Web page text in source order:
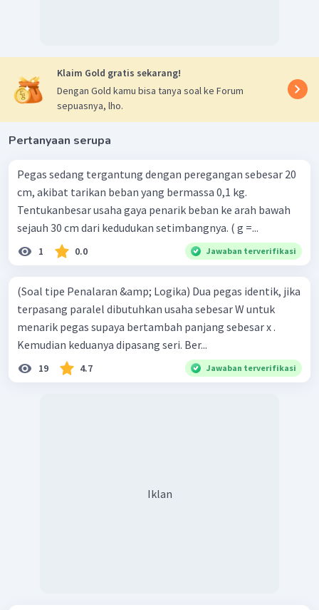
Klaim Gold gratis sekarang!
Dengan Gold kamu bisa tanya soal ke Forum
sepuasnya, lho.
Pertanyaan serupa
Pegas sedang tergantung dengan peregangan sebesar 20
cm, akibat tarikan beban yang bermassa 0,1 kg.
Tentukanbesar usaha gaya penarik beban ke arah bawah
sejauh 30 cm dari kedudukan setimbangnya. ( g =...
1 0.0 Jawaban terverifikasi
(Soal tipe Penalaran &amp; Logika) Dua pegas identik, jika
terpasang paralel dibutuhkan usaha sebesar W untuk
menarik pegas supaya bertambah panjang sebesar x .
Kemudian keduanya dipasang seri. Ber...
19 4.7 Jawaban terverifikasi
Iklan